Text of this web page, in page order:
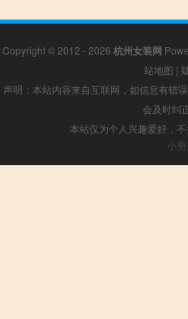
Copyright © 2012 - 2026 杭州女装网
站地图 |
声明：本站内容来自互联网，如信息有错
会及时纠
本站仅为个人兴趣爱好，
小男